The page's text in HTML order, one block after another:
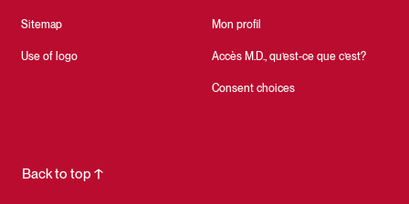
Sitemap
Use of logo
Mon profil
Accès M.D., qu’est-ce que c’est?
Consent choices
Back to top